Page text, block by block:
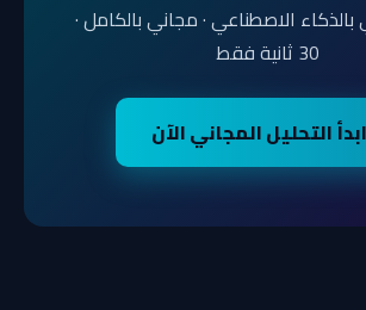
بالذكاء الاصطناعي · مجاني بالكامل ·
30 ثانية فقط
التحليل المجاني الآن